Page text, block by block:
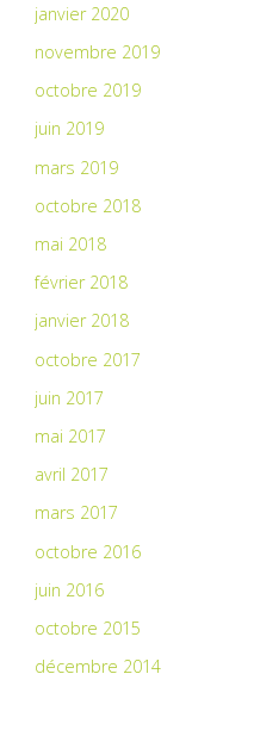
janvier 2020
novembre 2019
octobre 2019
juin 2019
mars 2019
octobre 2018
mai 2018
février 2018
janvier 2018
octobre 2017
juin 2017
mai 2017
avril 2017
mars 2017
octobre 2016
juin 2016
octobre 2015
décembre 2014